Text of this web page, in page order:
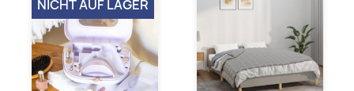
NICHT AUF LAGER